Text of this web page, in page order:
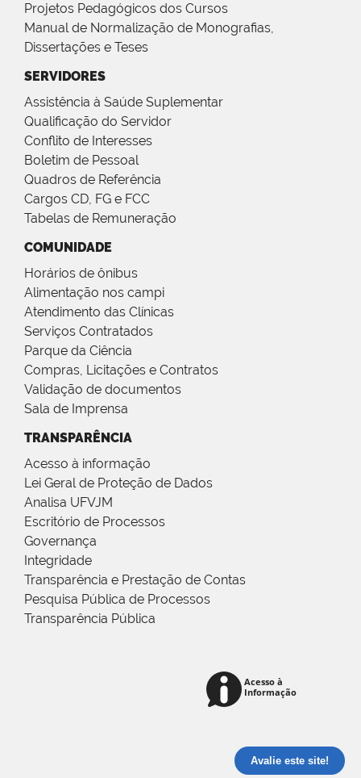
Projetos Pedagógicos dos Cursos
Manual de Normalização de Monografias,
Dissertações e Teses
SERVIDORES
Assistência à Saúde Suplementar
Qualificação do Servidor
Conflito de Interesses
Boletim de Pessoal
Quadros de Referência
Cargos CD, FG e FCC
Tabelas de Remuneração
COMUNIDADE
Horários de ônibus
Alimentação nos campi
Atendimento das Clínicas
Serviços Contratados
Parque da Ciência
Compras, Licitações e Contratos
Validação de documentos
Sala de Imprensa
TRANSPARÊNCIA
Acesso à informação
Lei Geral de Proteção de Dados
Analisa UFVJM
Escritório de Processos
Governança
Integridade
Transparência e Prestação de Contas
Pesquisa Pública de Processos
Transparência Pública
Avalie este site!